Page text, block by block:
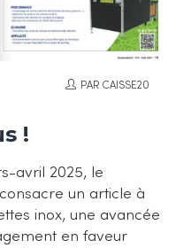
PAR CAISSE20
!
avril 2025, le
un article à
inox, une avancée
en faveur